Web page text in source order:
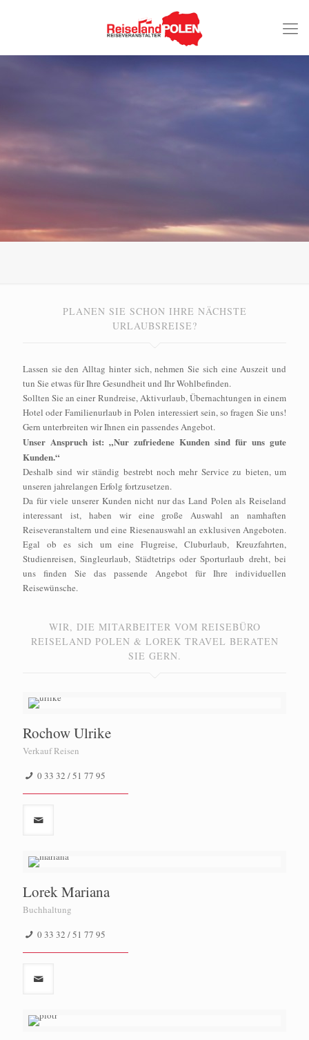
PLANEN SIE SCHON IHRE NÄCHSTE
URLAUBSREISE?
Lassen sie den Alltag hinter sich, nehmen Sie sich eine Auszeit und
tun Sie etwas für Ihre Gesundheit und Ihr Wohlbefinden.
Sollten Sie an einer Rundreise, Aktivurlaub, Übernachtungen in einem
Hotel oder Familienurlaub in Polen interessiert sein, so fragen Sie uns!
Gern unterbreiten wir Ihnen ein passendes Angebot.
Unser Anspruch ist: „Nur zufriedene Kunden sind für uns gute
Kunden.“
Deshalb sind wir ständig bestrebt noch mehr Service zu bieten, um
unseren jahrelangen Erfolg fortzusetzen.
Da für viele unserer Kunden nicht nur das Land Polen als Reiseland
interessant ist, haben wir eine große Auswahl an namhaften
Reiseveranstaltern und eine Riesenauswahl an exklusiven Angeboten.
Egal ob es sich um eine Flugreise, Cluburlaub, Kreuzfahrten,
Studienreisen, Singleurlaub, Städtetrips oder Sporturlaub dreht, bei
uns finden Sie das passende Angebot für Ihre individuellen
Reisewünsche.
WIR, DIE MITARBEITER VOM REISEBÜRO
REISELAND POLEN & LOREK TRAVEL BERATEN
SIE GERN.
Rochow Ulrike
Verkauf Reisen
0 33 32 / 51 77 95
Lorek Mariana
Buchhaltung
0 33 32 / 51 77 95